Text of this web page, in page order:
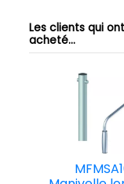
Les clients qui
acheté...